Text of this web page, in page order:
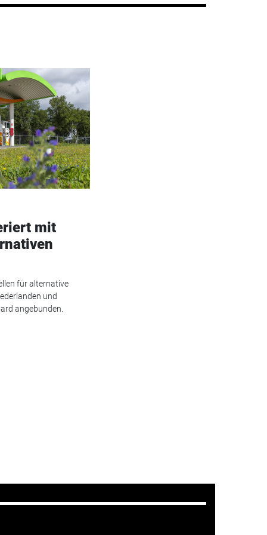
mit
für alternative
und
angebunden.